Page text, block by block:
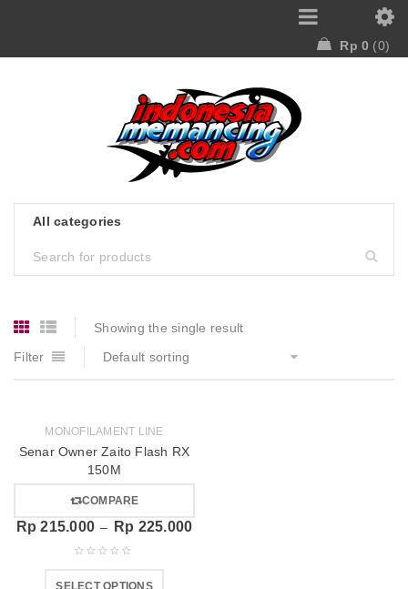
Rp 0 0
Showing the single result
Filter
Default sorting
MONOFILAMENT LINE
Senar Owner Zaito Flash RX
150M
COMPARE
Rp 215.000 – Rp 225.000
SELECT OPTIONS